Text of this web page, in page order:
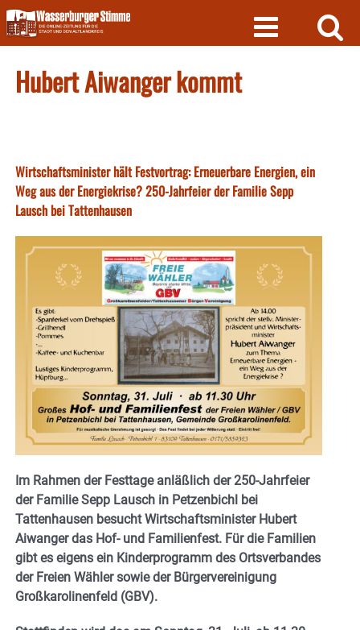
Skip
to
content
Hubert Aiwanger kommt
Wirtschaftsminister hält Festvortrag: Erneuerbare Energien, ein
Weg aus der Energiekrise? 250-Jahrfeier der Familie Sepp
Lausch bei Tattenhausen
Im Rahmen der Festtage anläßlich der 250-Jahrfeier
der Familie Sepp Lausch in Petzenbichl bei
Tattenhausen besucht Wirtschaftsminister Hubert
Aiwanger das Hof- und Familienfest. Für die Familien
gibt es eigens ein Kinderprogramm des Ortsverbandes
der Freien Wähler sowie der Bürgervereinigung
Großkarolinenfeld (GBV).